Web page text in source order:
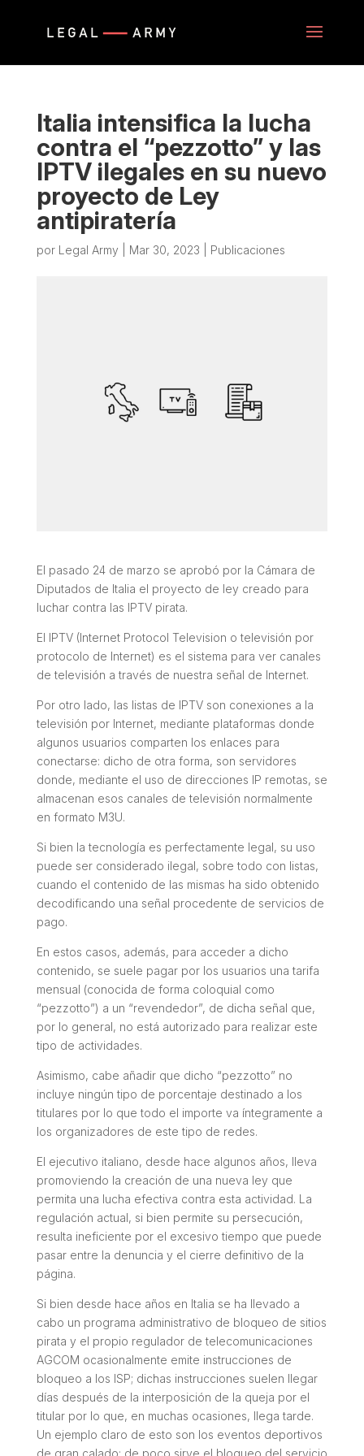
Italia intensifica la lucha
contra el “pezzotto” y las
IPTV ilegales en su nuevo
proyecto de Ley
antipiratería
por Legal Army Mar 30, 2023 Publicaciones
El pasado 24 de marzo se aprobó por la Cámara de
Diputados de Italia el proyecto de ley creado para
luchar contra las IPTV pirata.
El IPTV (Internet Protocol Television o televisión por
protocolo de Internet) es el sistema para ver canales
de televisión a través de nuestra señal de Internet.
Por otro lado, las listas de IPTV son conexiones a la
televisión por Internet, mediante plataformas donde
algunos usuarios comparten los enlaces para
conectarse: dicho de otra forma, son servidores
donde, mediante el uso de direcciones IP remotas, se
almacenan esos canales de televisión normalmente
en formato M3U.
Si bien la tecnología es perfectamente legal, su uso
puede ser considerado ilegal, sobre todo con listas,
cuando el contenido de las mismas ha sido obtenido
decodificando una señal procedente de servicios de
pago.
En estos casos, además, para acceder a dicho
contenido, se suele pagar por los usuarios una tarifa
mensual (conocida de forma coloquial como
“pezzotto”) a un “revendedor”, de dicha señal que,
por lo general, no está autorizado para realizar este
tipo de actividades.
Asimismo, cabe añadir que dicho “pezzotto” no
incluye ningún tipo de porcentaje destinado a los
titulares por lo que todo el importe va íntegramente a
los organizadores de este tipo de redes.
El ejecutivo italiano, desde hace algunos años, lleva
promoviendo la creación de una nueva ley que
permita una lucha efectiva contra esta actividad. La
regulación actual, si bien permite su persecución,
resulta ineficiente por el excesivo tiempo que puede
pasar entre la denuncia y el cierre definitivo de la
página.
Si bien desde hace años en Italia se ha llevado a
cabo un programa administrativo de bloqueo de sitios
pirata y el propio regulador de telecomunicaciones
AGCOM ocasionalmente emite instrucciones de
bloqueo a los ISP; dichas instrucciones suelen llegar
días después de la interposición de la queja por el
titular por lo que, en muchas ocasiones, llega tarde.
Un ejemplo claro de esto son los eventos deportivos
de gran calado: de poco sirve el bloqueo del servicio